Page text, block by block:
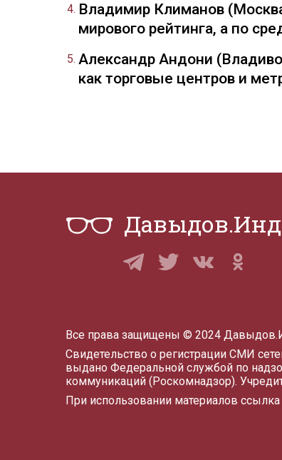
Владимир Климанов
мирового рейтинга, а по
Александр Андони
как торговые центров и
Все права защищены © 2024
Свидетельство о регистрации СМИ
выдано Федеральной службой по
коммуникаций (Роскомнадзор).
При использовании материалов ссылка